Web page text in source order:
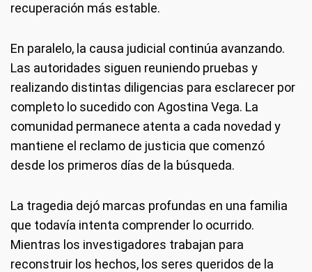
recuperación más estable.
En paralelo, la causa judicial continúa avanzando.
Las autoridades siguen reuniendo pruebas y
realizando distintas diligencias para esclarecer por
completo lo sucedido con Agostina Vega. La
comunidad permanece atenta a cada novedad y
mantiene el reclamo de justicia que comenzó
desde los primeros días de la búsqueda.
La tragedia dejó marcas profundas en una familia
que todavía intenta comprender lo ocurrido.
Mientras los investigadores trabajan para
reconstruir los hechos, los seres queridos de la